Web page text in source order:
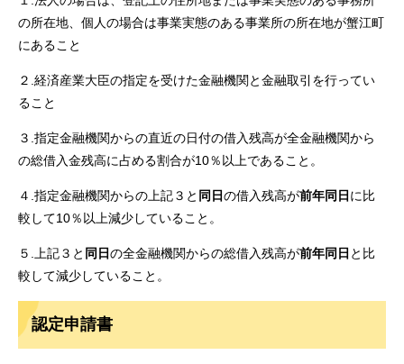
の所在地、個人の場合は事業実態のある事業所の所在地が蟹江町
にあること
​２.経済産業大臣の指定を受けた金融機関と金融取引を行ってい
ること
３.指定金融機関からの直近の日付の借入残高が全金融機関から
の総借入金残高に占める割合が10％以上であること。
４.指定金融機関からの上記３と 同日の借入残高が前年同日 に比
較して10％以上減少していること。
５.上記３と 同日の全金融機関からの総借入残高が前年同日 と比
較して減少していること。
認定申請書